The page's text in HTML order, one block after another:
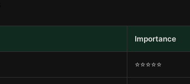
Importance
⭐⭐⭐⭐⭐